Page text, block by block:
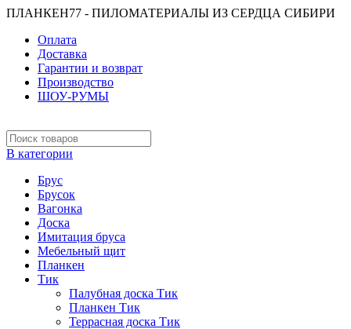
ПЛАНКЕН77 - ПИЛОМАТЕРИАЛЫ ИЗ СЕРДЦА СИБИРИ
Оплата
Доставка
Гарантии и возврат
Производство
ШОУ-РУМЫ
В категории
Брус
Брусок
Вагонка
Доска
Имитация бруса
Мебельный щит
Планкен
Тик
Палубная доска Тик
Планкен Тик
Террасная доска Тик